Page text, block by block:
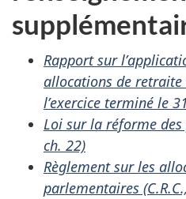
Rapport sur
allocations de
l’exercice terminé le
Loi sur la réforme des
ch. 22)
Règlement sur les
parlementaires